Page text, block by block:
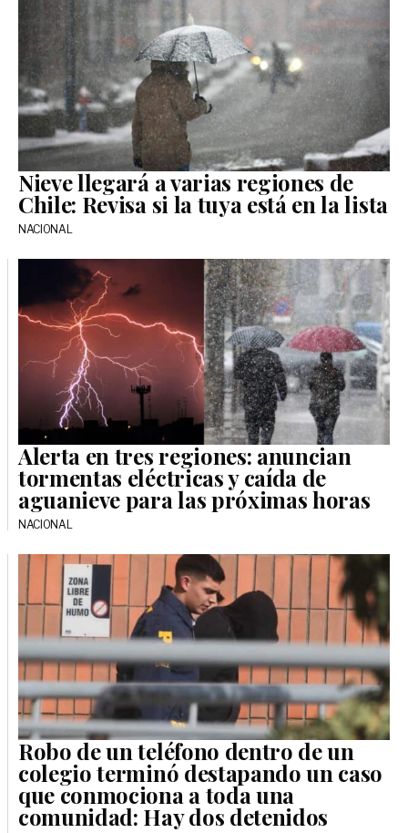
Nieve llegará a varias regiones de
Chile: Revisa si la tuya está en la lista
NACIONAL
Alerta en tres regiones: anuncian
tormentas eléctricas y caída de
aguanieve para las próximas horas
NACIONAL
Robo de un teléfono dentro de un
colegio terminó destapando un caso
que conmociona a toda una
comunidad: Hay dos detenidos